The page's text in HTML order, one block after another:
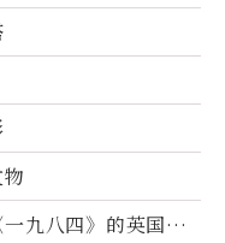
九八四》的英国作